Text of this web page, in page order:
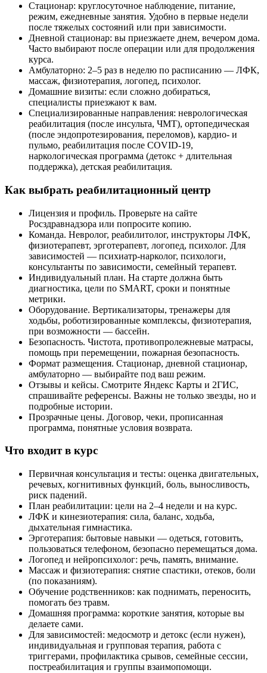
Стационар: круглосуточное наблюдение, питание,
режим, ежедневные занятия. Удобно в первые недели
после тяжелых состояний или при зависимости.
Дневной стационар: вы приезжаете днем, вечером дома.
Часто выбирают после операции или для продолжения
курса.
Амбулаторно: 2–5 раз в неделю по расписанию — ЛФК,
массаж, физиотерапия, логопед, психолог.
Домашние визиты: если сложно добираться,
специалисты приезжают к вам.
Специализированные направления: неврологическая
реабилитация (после инсульта, ЧМТ), ортопедическая
(после эндопротезирования, переломов), кардио- и
пульмо, реабилитация после COVID-19,
наркологическая программа (детокс + длительная
поддержка), детская реабилитация.
Как выбрать реабилитационный центр
Лицензия и профиль. Проверьте на сайте
Росздравнадзора или попросите копию.
Команда. Невролог, реабилитолог, инструкторы ЛФК,
физиотерапевт, эрготерапевт, логопед, психолог. Для
зависимостей — психиатр-нарколог, психологи,
консультанты по зависимости, семейный терапевт.
Индивидуальный план. На старте должна быть
диагностика, цели по SMART, сроки и понятные
метрики.
Оборудование. Вертикализаторы, тренажеры для
ходьбы, роботизированные комплексы, физиотерапия,
при возможности — бассейн.
Безопасность. Чистота, противопролежневые матрасы,
помощь при перемещении, пожарная безопасность.
Формат размещения. Стационар, дневной стационар,
амбулаторно — выбирайте под ваш режим.
Отзывы и кейсы. Смотрите Яндекс Карты и 2ГИС,
спрашивайте референсы. Важны не только звезды, но и
подробные истории.
Прозрачные цены. Договор, чеки, прописанная
программа, понятные условия возврата.
Что входит в курс
Первичная консультация и тесты: оценка двигательных,
речевых, когнитивных функций, боль, выносливость,
риск падений.
План реабилитации: цели на 2–4 недели и на курс.
ЛФК и кинезиотерапия: сила, баланс, ходьба,
дыхательная гимнастика.
Эрготерапия: бытовые навыки — одеться, готовить,
пользоваться телефоном, безопасно перемещаться дома.
Логопед и нейропсихолог: речь, память, внимание.
Массаж и физиотерапия: снятие спастики, отеков, боли
(по показаниям).
Обучение родственников: как поднимать, переносить,
помогать без травм.
Домашняя программа: короткие занятия, которые вы
делаете сами.
Для зависимостей: медосмотр и детокс (если нужен),
индивидуальная и групповая терапия, работа с
триггерами, профилактика срывов, семейные сессии,
постреабилитация и группы взаимопомощи.